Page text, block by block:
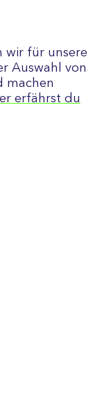
wir für unsere
Auswahl von
machen
erfährst du